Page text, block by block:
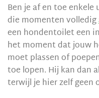
Ben je af en toe
die momenten volledig
een hondentoilet een
het moment dat jouw
moet plassen of
toe lopen. Hij kan dan
terwijl je hier zelf geen